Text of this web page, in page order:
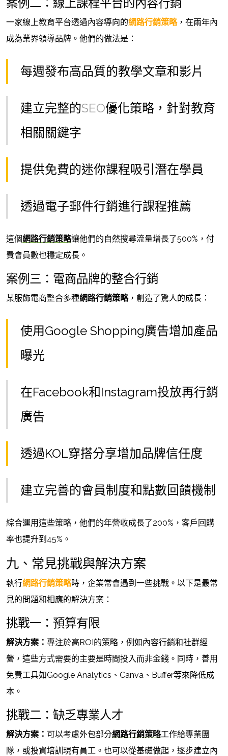
案例二：線上課程平台的內容行銷
一家線上教育平台透過內容導向的網路行銷策略，在兩年內
成為業界領導品牌。他們的做法是：
每週發布高品質的教學文章和影片
建立完整的SEO優化策略，針對教育
相關關鍵字
提供免費的迷你課程吸引潛在學員
透過電子郵件行銷進行課程推薦
這個網路行銷策略讓他們的自然搜尋流量增長了500%，付
費會員數也穩定成長。
案例三：電商品牌的整合行銷
某服飾電商整合多種網路行銷策略，創造了驚人的成長：
使用Google Shopping廣告增加產品
曝光
在Facebook和Instagram投放再行銷
廣告
透過KOL穿搭分享增加品牌信任度
建立完善的會員制度和點數回饋機制
綜合運用這些策略，他們的年營收成長了200%，客戶回購
率也提升到45%。
九、常見挑戰與解決方案
執行網路行銷策略時，企業常會遇到一些挑戰。以下是最常
見的問題和相應的解決方案：
挑戰一：預算有限
解決方案： 專注於高ROI的策略，例如內容行銷和社群經
營，這些方式需要的主要是時間投入而非金錢。同時，善用
免費工具如Google Analytics、Canva、Buffer等來降低成
本。
挑戰二：缺乏專業人才
解決方案： 可以考慮外包部分網路行銷策略工作給專業團
隊，或投資培訓現有員工。也可以從基礎做起，逐步建立內